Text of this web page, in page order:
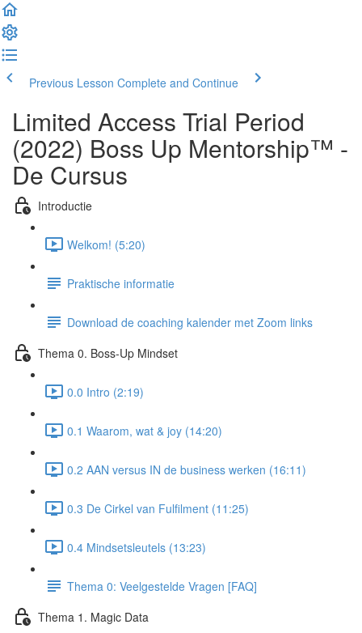
Previous Lesson Complete and Continue
Limited Access Trial Period
(2022) Boss Up Mentorship™ -
De Cursus
Introductie
Welkom! (5:20)
Praktische informatie
Download de coaching kalender met Zoom links
Thema 0. Boss-Up Mindset
0.0 Intro (2:19)
0.1 Waarom, wat & joy (14:20)
0.2 AAN versus IN de business werken (16:11)
0.3 De Cirkel van Fulfilment (11:25)
0.4 Mindsetsleutels (13:23)
Thema 0: Veelgestelde Vragen [FAQ]
Thema 1. Magic Data